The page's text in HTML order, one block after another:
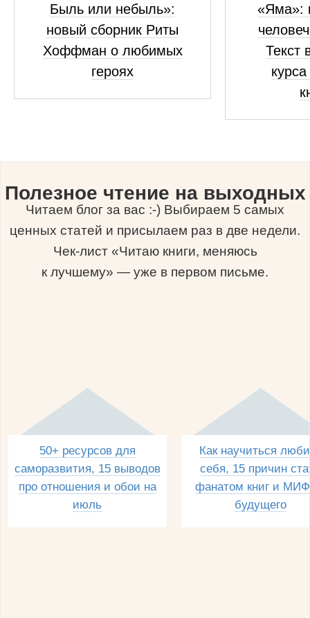
Быль или небыль»:
новый сборник Риты
Хоффман о любимых
героях
«Яма»:
Текст
Полезное чтение на выходных
Читаем блог за вас :-) Выбираем 5 самых
ценных статей и присылаем раз в две недели.
Чек-лист «Читаю книги, меняюсь
к лучшему» — уже в первом письме.
50+ ресурсов для
саморазвития, 15 выводов
про отношения и обои на
июль
Как научиться
себя, 15 причин
фанатом книг и
будущего